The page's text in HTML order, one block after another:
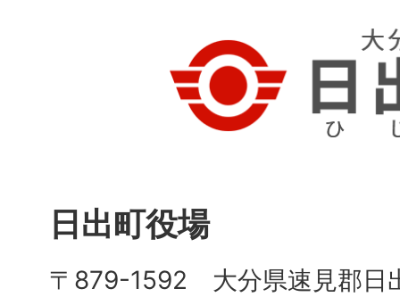
日出町役場
〒879-1592 大分県速見郡日